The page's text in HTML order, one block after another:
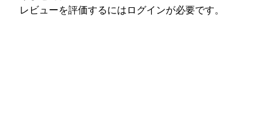
レビューを評価するには ログインが必要です。